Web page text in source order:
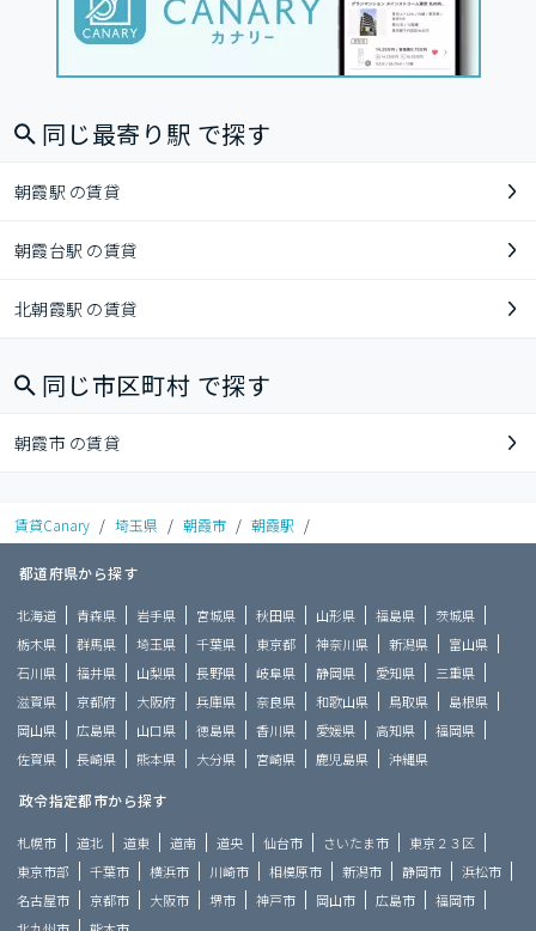
同じ最寄り駅 で探す
朝霞駅 の賃貸
朝霞台駅 の賃貸
北朝霞駅 の賃貸
同じ市区町村 で探す
朝霞市 の賃貸
賃貸Canary / 埼玉県 / 朝霞市 / 朝霞駅 /
都道府県から探す
北海道 青森県 岩手県 宮城県 秋田県 山形県 福島県
茨城県
栃木県
群馬県 埼玉県 千葉県 東京都 神奈川県 新潟県
富山県
石川県
福井県 山梨県 長野県 岐阜県 静岡県 愛知県
三重県
滋賀県
京都府 大阪府 兵庫県 奈良県 和歌山県 鳥取県
島根県
岡山県
広島県 山口県 徳島県 香川県 愛媛県 高知県
福岡県
佐賀県
長崎県 熊本県 大分県 宮崎県 鹿児島県 沖縄県
政令指定都市から探す
札幌市 道北 道東 道南 道央 仙台市 さいたま市
東京２３区
東京市部
千葉市 横浜市 川崎市 相模原市 新潟市 静岡市
浜松市
名古屋市
京都市 大阪市 堺市 神戸市 岡山市 広島市
福岡市